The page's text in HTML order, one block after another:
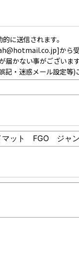
に送信されます。
から
かない事がございま
・迷惑メール設定